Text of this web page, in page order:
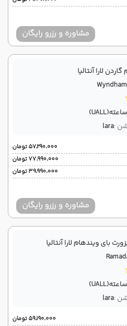
مشاوره و رزرو رایگان
لارا آنتالیا
(UALL)
:
lara
۵۷٬۲۹۰٬۰۰۰ تومان
۷۷٬۹۹۰٬۰۰۰ تومان
۳۹٬۹۹۰٬۰۰۰ تومان
مشاوره و رزرو رایگان
بای ویندهام لارا آنتالیا
(UALL)
:
lara
۵۹٬۱۹۰٬۰۰۰ تومان